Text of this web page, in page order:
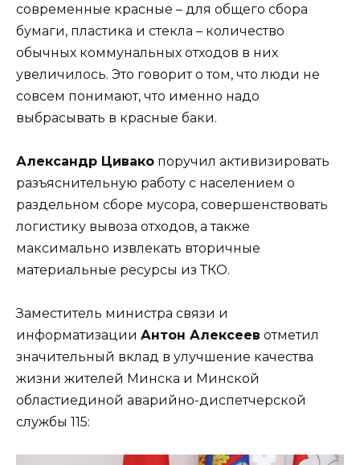
современные красные – для общего сбора
бумаги, пластика и стекла – количество
обычных коммунальных отходов в них
увеличилось. Это говорит о том, что люди не
совсем понимают, что именно надо
выбрасывать в красные баки.
Александр Цивако поручил активизировать
разъяснительную работу с населением о
раздельном сборе мусора, совершенствовать
логистику вывоза отходов, а также
максимально извлекать вторичные
материальные ресурсы из ТКО.
Заместитель министра связи и
информатизации Антон Алексеев отметил
значительный вклад в улучшение качества
жизни жителей Минска и Минской
областиединой аварийно-диспетчерской
службы 115: